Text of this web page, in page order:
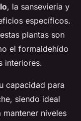
, la sansevieria y
específicos.
plantas son
el formaldehído
interiores.
capacidad para
siendo ideal
niveles